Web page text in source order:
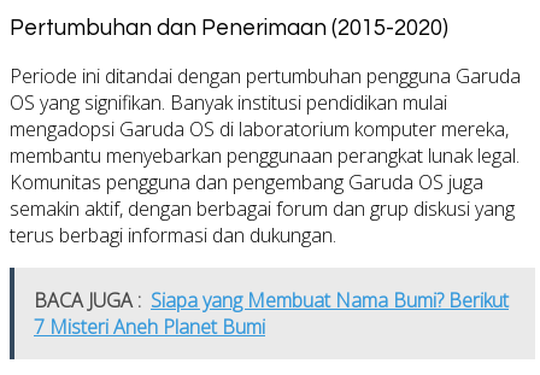
Pertumbuhan dan Penerimaan (2015-2020)
Periode ini ditandai dengan pertumbuhan pengguna Garuda
OS yang signifikan. Banyak institusi pendidikan mulai
mengadopsi Garuda OS di laboratorium komputer mereka,
membantu menyebarkan penggunaan perangkat lunak legal.
Komunitas pengguna dan pengembang Garuda OS juga
semakin aktif, dengan berbagai forum dan grup diskusi yang
terus berbagi informasi dan dukungan.
BACA JUGA : Siapa yang Membuat Nama Bumi? Berikut
7 Misteri Aneh Planet Bumi